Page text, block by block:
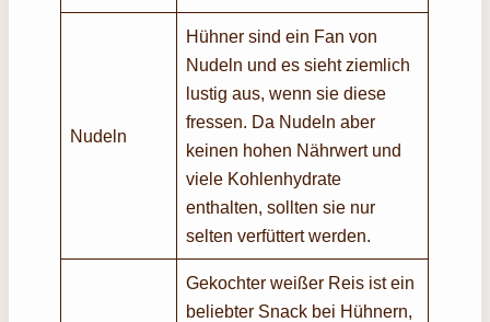
Nudeln
Hühner sind ein Fan von
Nudeln und es sieht ziemlich
lustig aus, wenn sie diese
fressen. Da Nudeln aber
keinen hohen Nährwert und
viele Kohlenhydrate
enthalten, sollten sie nur
selten verfüttert werden.
Gekochter weißer Reis ist ein
beliebter Snack bei Hühnern,